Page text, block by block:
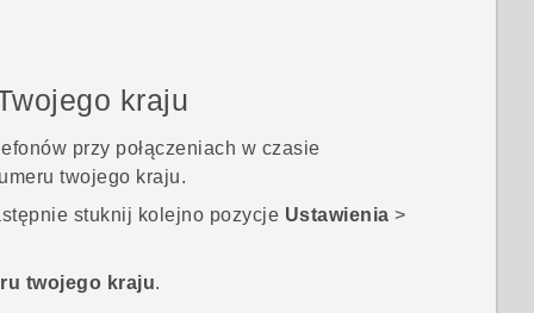
kraju
przy połączeniach w czasie
twojego kraju.
stuknij kolejno pozycje Ustawienia >
twojego kraju.